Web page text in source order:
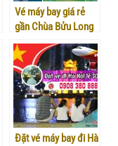
Vé máy bay giá rẻ
gần Chùa Bửu Long
quận 9 – Việt Mỹ
Đặt vé máy bay đi Hà